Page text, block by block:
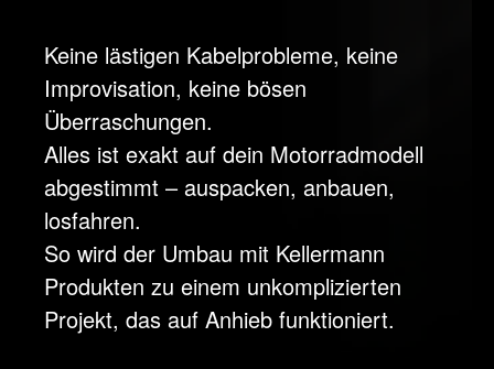
Keine lästigen Kabelprobleme, keine
Improvisation, keine bösen
Überraschungen.
Alles ist exakt auf dein Motorradmodell
abgestimmt – auspacken, anbauen,
losfahren.
So wird der Umbau mit Kellermann
Produkten zu einem unkomplizierten
Projekt, das auf Anhieb funktioniert.